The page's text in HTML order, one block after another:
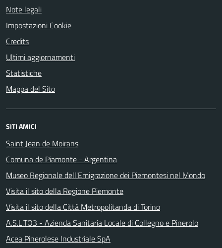
Note legali
Impostazioni Cookie
Credits
Ultimi aggiornamenti
Statistiche
Mappa del Sito
SITI AMICI
Saint Jean de Moirans
Comuna de Piamonte - Argentina
Museo Regionale dell'Emigrazione dei Piemontesi nel Mondo
Visita il sito della Regione Piemonte
Visita il sito della Città Metropolitanda di Torino
A.S.L.TO3 - Azienda Sanitaria Locale di Collegno e Pinerolo
Acea Pinerolese Industriale SpA